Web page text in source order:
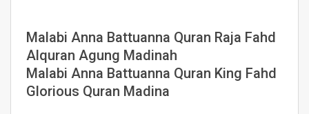
Malabi Anna Battuanna Quran Raja Fahd
Alquran Agung Madinah
Malabi Anna Battuanna Quran King Fahd
Glorious Quran Madina